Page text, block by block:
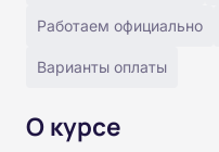
Работаем официально
Варианты оплаты
О курсе